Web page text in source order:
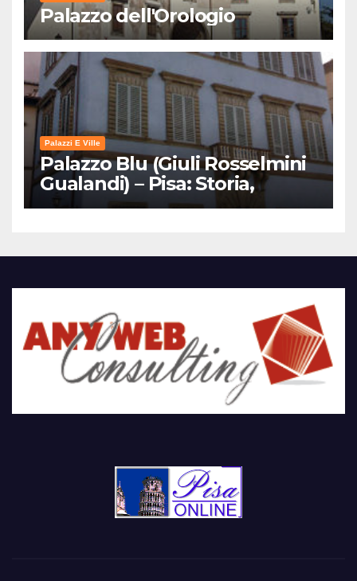
Palazzo dell'Orologio
Palazzi E Ville
Palazzo Blu (Giuli Rosselmini
Gualandi) – Pisa: Storia,
Mostre e Info Visita